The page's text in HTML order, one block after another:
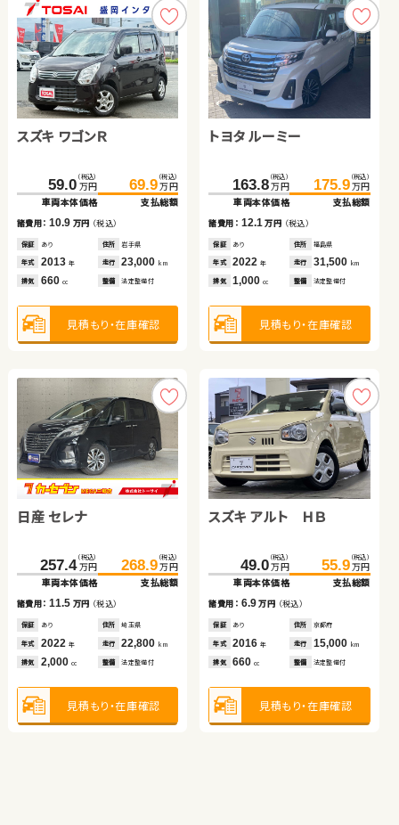
スズキ ワゴンＲ
59.0 （税込）
万円
車両本体価格
69.9 （税込）
万円
支払総額
諸費用：10.9 万円 （税込）
保証 あり 住所 岩手県
年式 2013 年 走行 23,000 km
排気 660 cc 整備 法定整備付
見積もり・在庫確認
トヨタ ルーミー
163.8 （税込）
万円
車両本体価格
175.9 （税込）
万円
支払総額
諸費用： 12.1 万円 （税込）
保証 あり 住所 福島県
年式 2022年 走行 31,500 km
排気 1,000cc 整備 法定整備付
見積もり・在庫確認
日産 セレナ
257.4（税込）
万円
車両本体価格
268.9 （税込）
万円
支払総額
諸費用：11.5 万円 （税込）
保証 あり 住所 埼玉県
年式 2022 年 走行 22,800 km
排気 2,000 cc 整備 法定整備付
見積もり・在庫確認
スズキ アルト ＨＢ
49.0 （税込）
万円
車両本体価格
55.9 （税込）
万円
支払総額
諸費用： 6.9万円 （税込）
保証 あり 住所 京都府
年式 2016年 走行 15,000 km
排気 660cc 整備 法定整備付
見積もり・在庫確認
トヨタ アルファード
359.7 （税込）
万円
車両本体価格
367.3 （税込）
万円
支払総額
諸費用：7.6万円（税込）
保証 なし 住所 岡山県
年式 2021 年 走行 17,500 km
排気 2,500 整備 法定整備付
見積もり・在庫確認
スズキ スイフト
83.6 （税込）
万円
車両本体価格
99.6 （税込）
万円
支払総額
諸費用： 16.0 万円 （税込）
保証 あり 住所 岩手県
年式 2017年 走行 58,300 km
排気 1,300cc 整備 法定整備付
見積もり・在庫確認
ホンダ フィット
103.0万円
車両本体価格
諸費用：12.9万円 （税込）
保証 あり 住所 岩手県
排気 1,500cc 整備 法定整備付
トヨタ アクア
48.0 （税込）
万円
車両本体価格
65.2 （税込）
万円
支払総額
諸費用： 17.2万円（税込）
保証 あり 住所 千葉県
年式 2013年 走行 72,800 km
排気 1,500 整備 法定整備付
見積もり・在庫確認
見積もり・在庫確認
トヨタ ルーミー
74.8
車両本体価格
82.7 万円
支払総額
諸費用：7.9万円（税込）
保証 なし 住所 鳥取県
年式 2017年 走行 73,900km
見積もり・在庫確認
トヨタ ヴェルファイア ハ
イブリッド
444.0
車両本体価格
453.7 万円
支払総額
諸費用：9.7万円（税込）
保証 あり 住所 長野県
年式 2020年 走行 59,000km
見積もり・在庫確認
トヨタ ヴォクシー ハイブ
482.3
車両本体価格
493.1 万円
支払総額
諸費用：10.8万円（税込）
保証 あり 住所 茨城県
年式 2025年 走行 2,600km
ダイハツ タント
90.1
車両本体価格
96.6 万円
支払総額
諸費用：6.5万円（税込）
保証 なし 住所 埼玉県
年式 2017年 走行 45,600km